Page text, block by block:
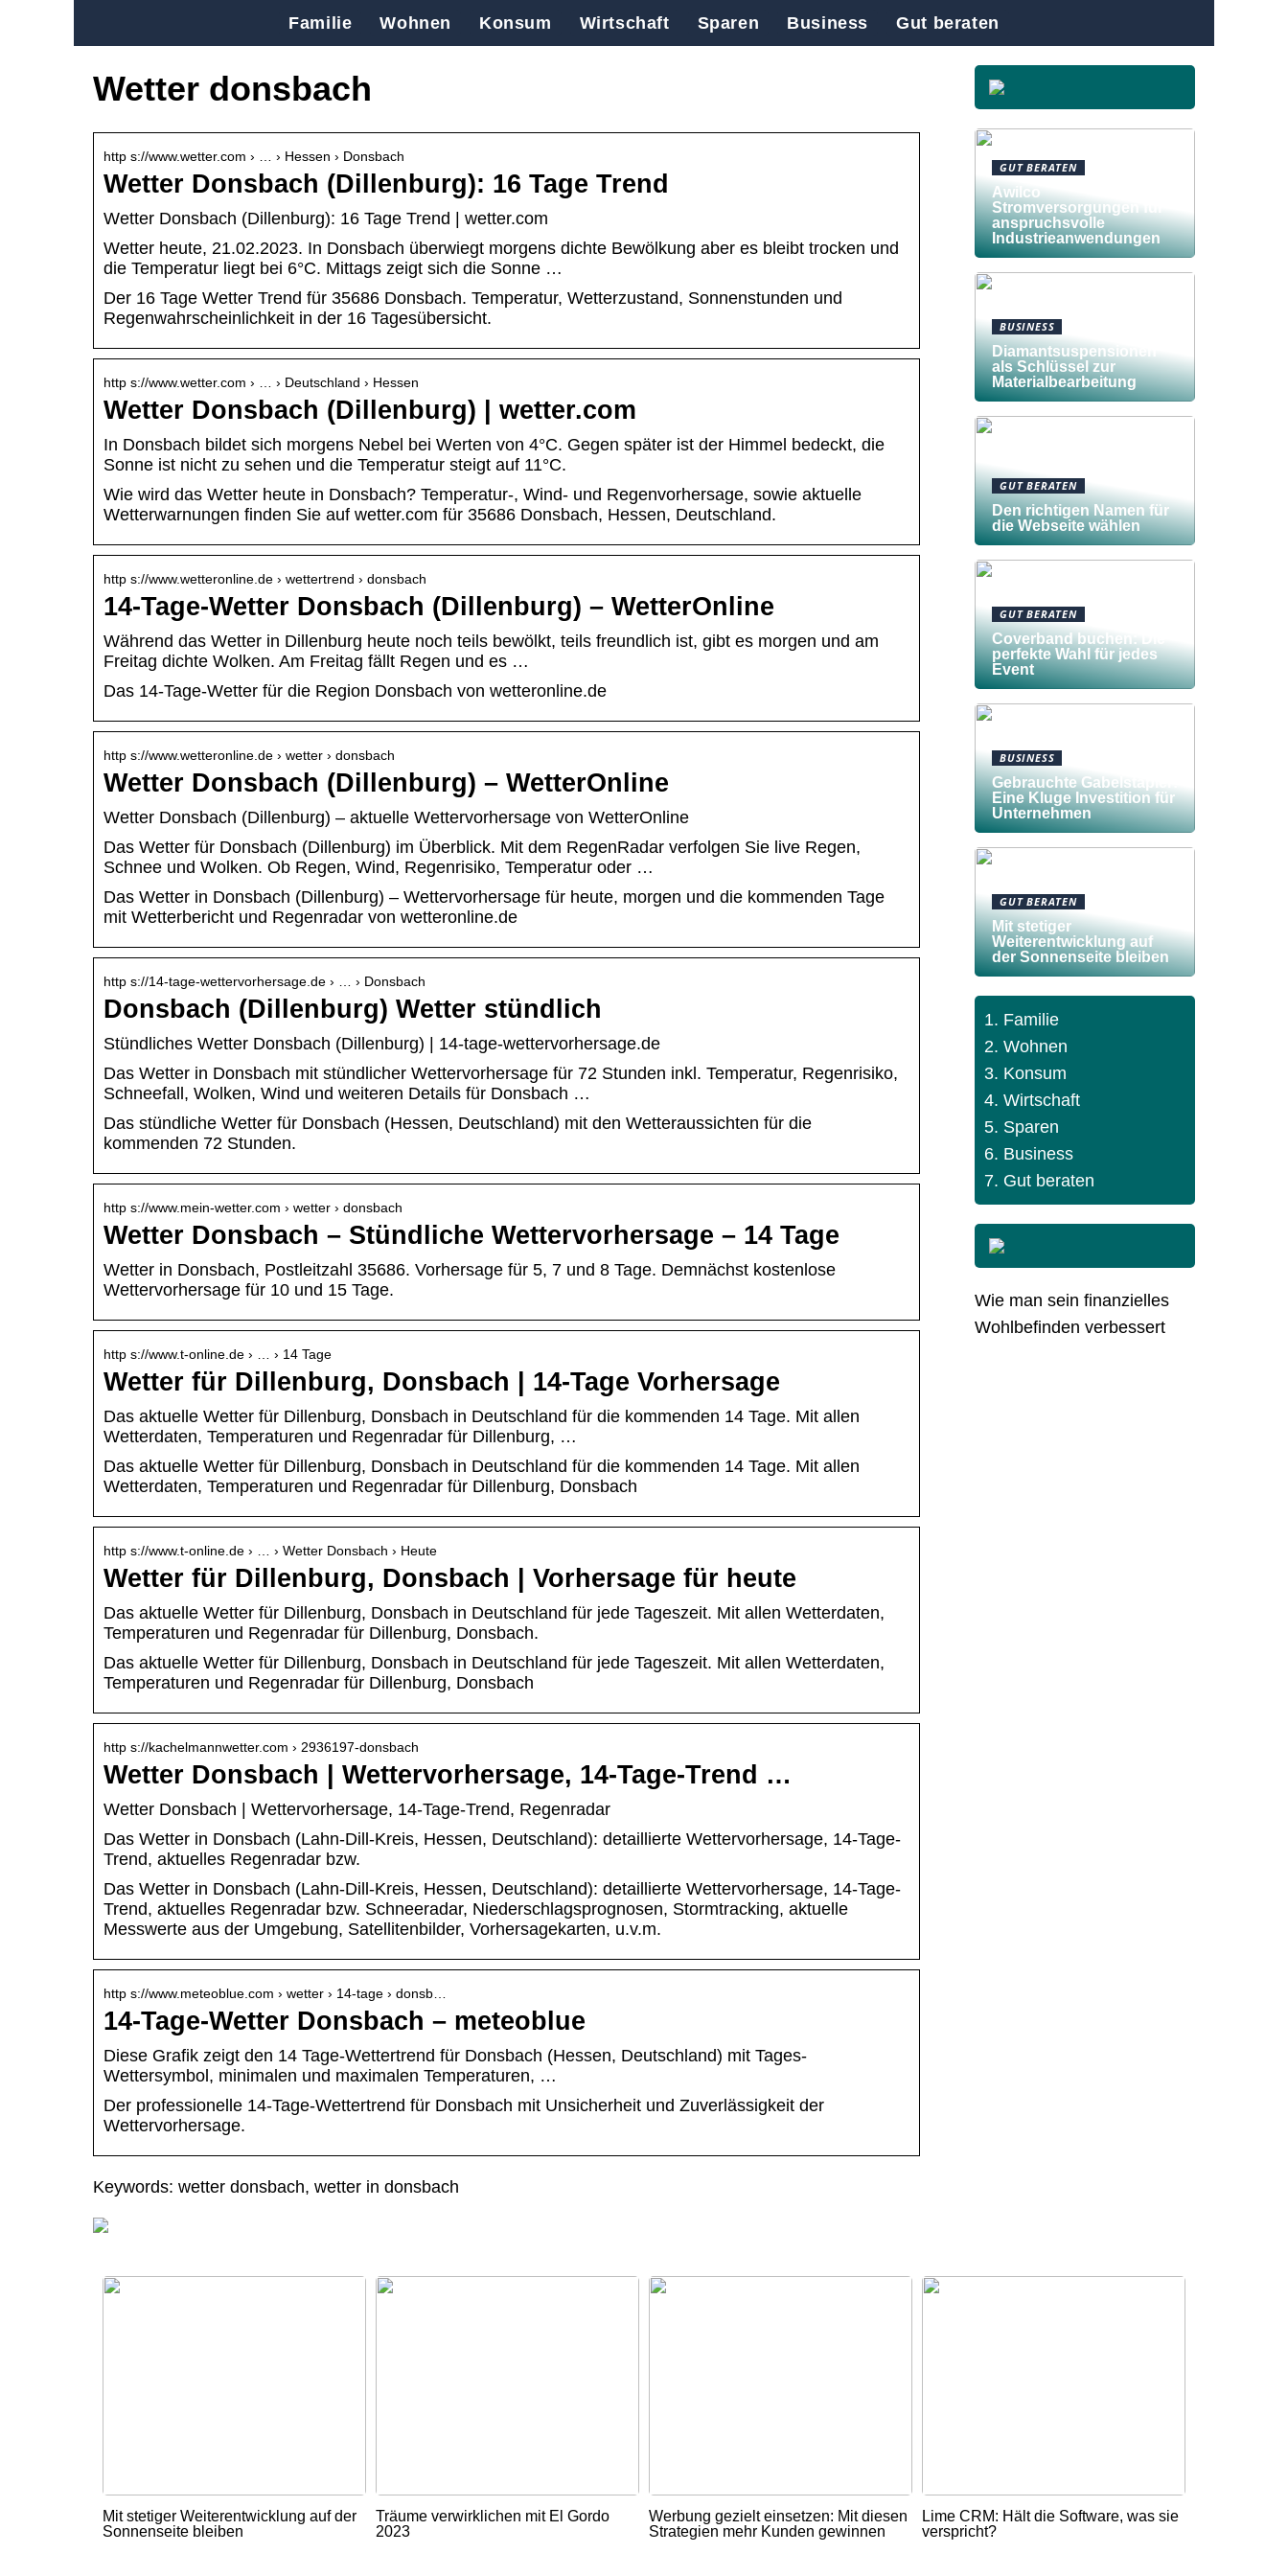
Familie Wohnen Konsum Wirtschaft Sparen Business Gut beraten
Wetter donsbach
http s://www.wetter.com › … › Hessen › Donsbach
Wetter Donsbach (Dillenburg): 16 Tage Trend
Wetter Donsbach (Dillenburg): 16 Tage Trend | wetter.com
Wetter heute, 21.02.2023. In Donsbach überwiegt morgens dichte Bewölkung aber es bleibt trocken und
die Temperatur liegt bei 6°C. Mittags zeigt sich die Sonne …
Der 16 Tage Wetter Trend für 35686 Donsbach. Temperatur, Wetterzustand, Sonnenstunden und
Regenwahrscheinlichkeit in der 16 Tagesübersicht.
http s://www.wetter.com › … › Deutschland › Hessen
Wetter Donsbach (Dillenburg) | wetter.com
In Donsbach bildet sich morgens Nebel bei Werten von 4°C. Gegen später ist der Himmel bedeckt, die
Sonne ist nicht zu sehen und die Temperatur steigt auf 11°C.
Wie wird das Wetter heute in Donsbach? Temperatur-, Wind- und Regenvorhersage, sowie aktuelle
Wetterwarnungen finden Sie auf wetter.com für 35686 Donsbach, Hessen, Deutschland.
http s://www.wetteronline.de › wettertrend › donsbach
14-Tage-Wetter Donsbach (Dillenburg) – WetterOnline
Während das Wetter in Dillenburg heute noch teils bewölkt, teils freundlich ist, gibt es morgen und am
Freitag dichte Wolken. Am Freitag fällt Regen und es …
Das 14-Tage-Wetter für die Region Donsbach von wetteronline.de
http s://www.wetteronline.de › wetter › donsbach
Wetter Donsbach (Dillenburg) – WetterOnline
Wetter Donsbach (Dillenburg) – aktuelle Wettervorhersage von WetterOnline
Das Wetter für Donsbach (Dillenburg) im Überblick. Mit dem RegenRadar verfolgen Sie live Regen,
Schnee und Wolken. Ob Regen, Wind, Regenrisiko, Temperatur oder …
Das Wetter in Donsbach (Dillenburg) – Wettervorhersage für heute, morgen und die kommenden Tage
mit Wetterbericht und Regenradar von wetteronline.de
http s://14-tage-wettervorhersage.de › … › Donsbach
Donsbach (Dillenburg) Wetter stündlich
Stündliches Wetter Donsbach (Dillenburg) | 14-tage-wettervorhersage.de
Das Wetter in Donsbach mit stündlicher Wettervorhersage für 72 Stunden inkl. Temperatur, Regenrisiko,
Schneefall, Wolken, Wind und weiteren Details für Donsbach …
Das stündliche Wetter für Donsbach (Hessen, Deutschland) mit den Wetteraussichten für die
kommenden 72 Stunden.
http s://www.mein-wetter.com › wetter › donsbach
Wetter Donsbach – Stündliche Wettervorhersage – 14 Tage
Wetter in Donsbach, Postleitzahl 35686. Vorhersage für 5, 7 und 8 Tage. Demnächst kostenlose
Wettervorhersage für 10 und 15 Tage.
http s://www.t-online.de › … › 14 Tage
Wetter für Dillenburg, Donsbach | 14-Tage Vorhersage
Das aktuelle Wetter für Dillenburg, Donsbach in Deutschland für die kommenden 14 Tage. Mit allen
Wetterdaten, Temperaturen und Regenradar für Dillenburg, …
Das aktuelle Wetter für Dillenburg, Donsbach in Deutschland für die kommenden 14 Tage. Mit allen
Wetterdaten, Temperaturen und Regenradar für Dillenburg, Donsbach
http s://www.t-online.de › … › Wetter Donsbach › Heute
Wetter für Dillenburg, Donsbach | Vorhersage für heute
Das aktuelle Wetter für Dillenburg, Donsbach in Deutschland für jede Tageszeit. Mit allen Wetterdaten,
Temperaturen und Regenradar für Dillenburg, Donsbach.
Das aktuelle Wetter für Dillenburg, Donsbach in Deutschland für jede Tageszeit. Mit allen Wetterdaten,
Temperaturen und Regenradar für Dillenburg, Donsbach
http s://kachelmannwetter.com › 2936197-donsbach
Wetter Donsbach | Wettervorhersage, 14-Tage-Trend …
Wetter Donsbach | Wettervorhersage, 14-Tage-Trend, Regenradar
Das Wetter in Donsbach (Lahn-Dill-Kreis, Hessen, Deutschland): detaillierte Wettervorhersage, 14-Tage-
Trend, aktuelles Regenradar bzw.
Das Wetter in Donsbach (Lahn-Dill-Kreis, Hessen, Deutschland): detaillierte Wettervorhersage, 14-Tage-
Trend, aktuelles Regenradar bzw. Schneeradar, Niederschlagsprognosen, Stormtracking, aktuelle
Messwerte aus der Umgebung, Satellitenbilder, Vorhersagekarten, u.v.m.
http s://www.meteoblue.com › wetter › 14-tage › donsb…
14-Tage-Wetter Donsbach – meteoblue
Diese Grafik zeigt den 14 Tage-Wettertrend für Donsbach (Hessen, Deutschland) mit Tages-
Wettersymbol, minimalen und maximalen Temperaturen, …
Der professionelle 14-Tage-Wettertrend für Donsbach mit Unsicherheit und Zuverlässigkeit der
Wettervorhersage.
Keywords: wetter donsbach, wetter in donsbach
GUT BERATEN
Awilco
Stromversorgungen für
anspruchsvolle
Industrieanwendungen
BUSINESS
Diamantsuspensionen
als Schlüssel zur
Materialbearbeitung
GUT BERATEN
Den richtigen Namen für
die Webseite wählen
GUT BERATEN
Coverband buchen: Die
perfekte Wahl für jedes
Event
BUSINESS
Gebrauchte Gabelstapler:
Eine Kluge Investition für
Unternehmen
GUT BERATEN
Mit stetiger
Weiterentwicklung auf
der Sonnenseite bleiben
Familie
Wohnen
Konsum
Wirtschaft
Sparen
Business
Gut beraten
Wie man sein finanzielles
Wohlbefinden verbessert
Mit stetiger Weiterentwicklung auf der
Sonnenseite bleiben
Träume verwirklichen mit El Gordo
2023
Werbung gezielt einsetzen: Mit diesen
Strategien mehr Kunden gewinnen
Lime CRM: Hält die Software, was sie
verspricht?